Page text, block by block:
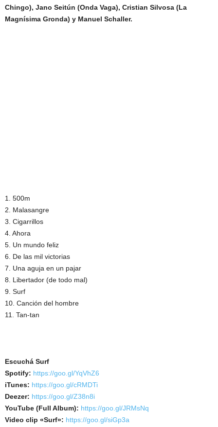
Chingo), Jano Seitún (Onda Vaga), Cristian Silvosa (La
Magnísima Gronda) y Manuel Schaller.
1. 500m
2. Malasangre
3. Cigarrillos
4. Ahora
5. Un mundo feliz
6. De las mil victorias
7. Una aguja en un pajar
8. Libertador (de todo mal)
9. Surf
10. Canción del hombre
11. Tan-tan
Escuchá Surf
Spotify: https://goo.gl/YqVhZ6
iTunes: https://goo.gl/cRMDTi
Deezer: https://goo.gl/Z38n8i
YouTube (Full Album): https://goo.gl/JRMsNq
Video clip «Surf»: https://goo.gl/siGp3a